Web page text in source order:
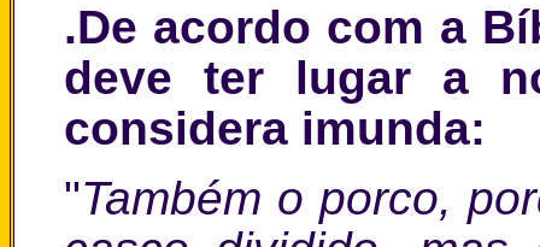
.De acordo com a
deve ter lugar a
considera imunda:
"Também o porco,